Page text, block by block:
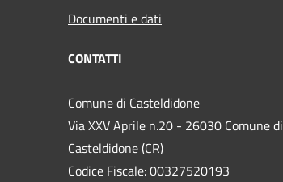
Documenti e dati
CONTATTI
Comune di Casteldidone
Via XXV Aprile n.20 - 26030 Comune di
Casteldidone (CR)
Codice Fiscale: 00327520193